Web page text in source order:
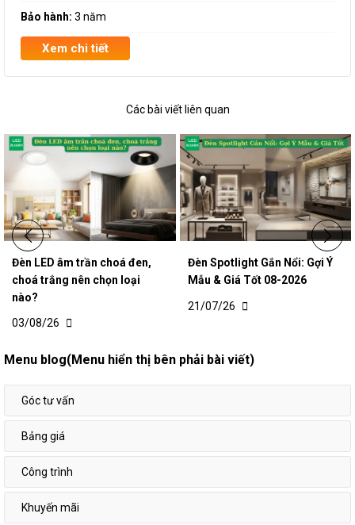
Bảo hành: 3 năm
Xem chi tiết
Các bài viết liên quan
Đèn LED âm trần choá đen,
choá trắng nên chọn loại
nào?
03/08/26
Đèn Spotlight Gắn Nổi: Gợi Ý
Mẫu & Giá Tốt 08-2026
21/07/26
Menu blog(Menu hiển thị bên phải bài viết)
Góc tư vấn
Bảng giá
Công trình
Khuyến mãi